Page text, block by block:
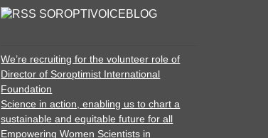
SOROPTIVOICEBLOG
We’re recruiting for the volunteer role of
Director of Soroptimist International
Foundation
Science in action, enabling us to chart a
sustainable and equitable future for all
Empowering Women Scientists in